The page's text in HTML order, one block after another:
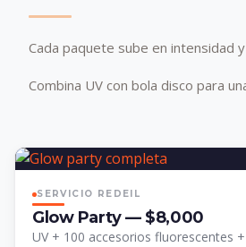
Cada paquete sube en intensidad
Combina UV con bola disco para
SERVICIO REDEIL
Glow Party — $8,000
UV + 100 accesorios fluorescentes